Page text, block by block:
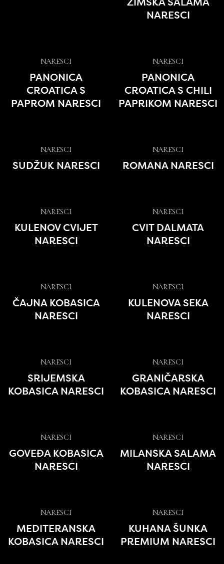
NARESCI
NARESCI
PANONICA
CROATICA S
PAPROM NARESCI
NARESCI
PANONICA
CROATICA S CHILI
PAPRIKOM NARESCI
NARESCI
SUDŽUK NARESCI
NARESCI
ROMANA NARESCI
NARESCI
KULENOV CVIJET
NARESCI
NARESCI
CVIT DALMATA
NARESCI
NARESCI
ČAJNA KOBASICA
NARESCI
NARESCI
KULENOVA SEKA
NARESCI
NARESCI
SRIJEMSKA
KOBASICA NARESCI
NARESCI
GRANIČARSKA
KOBASICA NARESCI
NARESCI
GOVEĐA KOBASICA
NARESCI
NARESCI
MILANSKA SALAMA
NARESCI
NARESCI
MEDITERANSKA
KOBASICA NARESCI
NARESCI
KUHANA ŠUNKA
PREMIUM NARESCI